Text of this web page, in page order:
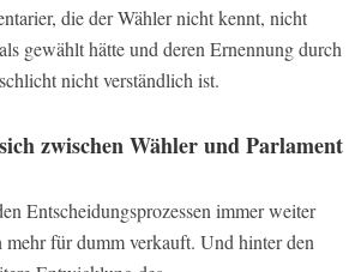
die der Wähler nicht kennt, nicht
gewählt hätte und deren Ernennung durch
nicht verständlich ist.
zwischen Wähler und Parlament
Entscheidungsprozessen immer weiter
mehr für dumm verkauft. Und hinter den